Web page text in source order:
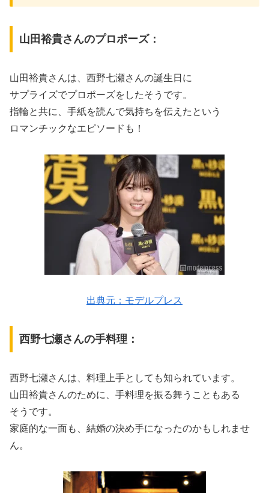
山田裕貴さんのプロポーズ：
山田裕貴さんは、西野七瀬さんの誕生日に
サプライズでプロポーズをしたそうです。
指輪と共に、手紙を読んで気持ちを伝えたという
ロマンチックなエピソードも！
出典元：モデルプレス
西野七瀬さんの手料理：
西野七瀬さんは、料理上手としても知られています。
山田裕貴さんのために、手料理を振る舞うこともある
そうです。
家庭的な一面も、結婚の決め手になったのかもしれませ
ん。